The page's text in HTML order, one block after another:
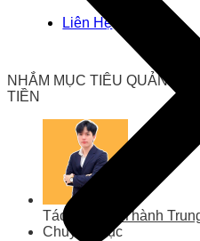
Liên Hệ
NHẮM MỤC TIÊU QUẢNG
TIỀN
Tác giả
Lưu Thành
Chuyên mục